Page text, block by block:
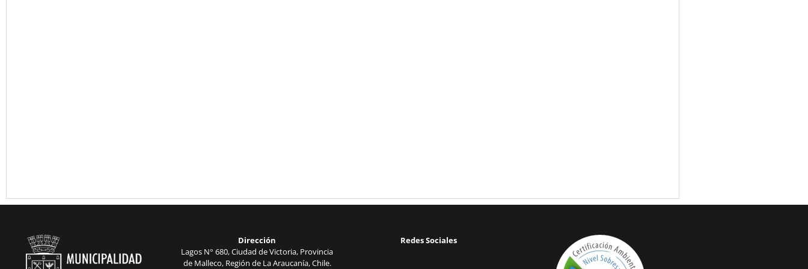
Dirección
Lagos N° 680, Ciudad de Victoria, Provincia
de Malleco, Región de La Araucanía, Chile.
Redes Sociales